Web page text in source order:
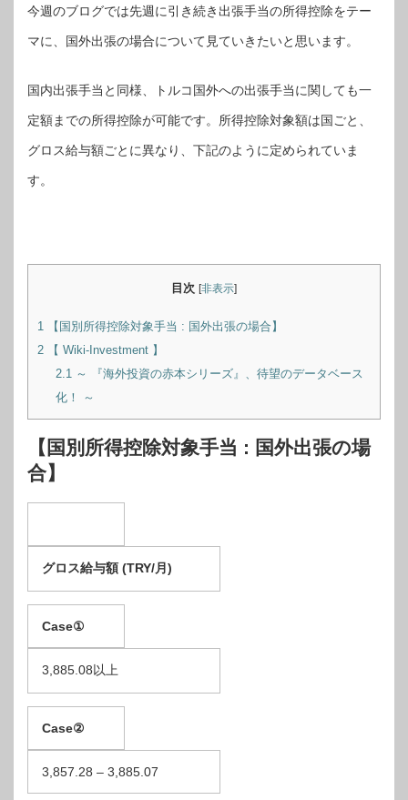
今週のブログでは先週に引き続き出張手当の所得控除をテー
マに、国外出張の場合について見ていきたいと思います。
国内出張手当と同様、トルコ国外への出張手当に関しても一
定額までの所得控除が可能です。所得控除対象額は国ごと、
グロス給与額ごとに異なり、下記のように定められていま
す。
目次 [非表示]
1 【国別所得控除対象手当 : 国外出張の場合】
2 【 Wiki-Investment 】
2.1～ 『海外投資の赤本シリーズ』、待望のデータベース
化！ ～
【国別所得控除対象手当 : 国外出張の場
合】
グロス給与額(TRY/月)
Case①
3,885.08以上
Case②
3,857.28 – 3,885.07